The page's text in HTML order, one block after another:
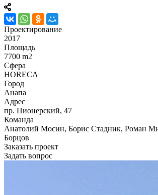
Проектирование
2017
Площадь
7700 m2
Сфера
HORECA
Город
Анапа
Адрес
пр. Пионерский, 47
Команда
Анатолий Мосин, Борис Стадник, Роман
Борцов
Заказать проект
Задать вопрос